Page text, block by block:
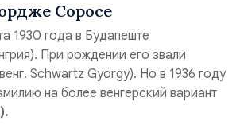
Соросе
1930 года в Будапеште
При рождении его звали
Schwartz György). Но в 1936 году
на более венгерский вариант
).